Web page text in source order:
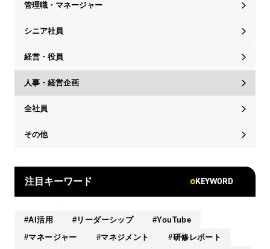
管理職・マネージャー
シニア社員
経営・役員
人事・経営企画
全社員
その他
注目キーワード KEYWORD
AI活用 リーダーシップ
YouTube
マネージャー
マネジメント
研修レポート